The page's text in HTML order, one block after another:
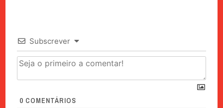
Subscrever
0 COMENTÁRIOS